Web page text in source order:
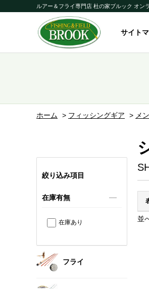
ルアー＆フライ専門店 杜の家ブルック オン
サイト
ホーム > フィッシングギア > メ
絞り込み項目
在庫有無
在庫あり
フライ
並